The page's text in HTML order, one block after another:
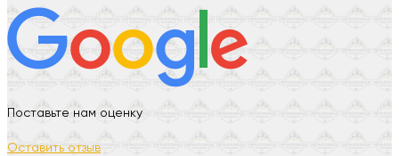
Поставьте нам оценку
Оставить отзыв